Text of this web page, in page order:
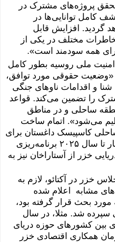
پروژه‌های مشترک در
کامل توانایی‌ها در
گردید. افزایش قابل
مختلف در یکی از
همه سودمند است».
امنیت ملی روسیه بطور کامل
حقوقی مورد توافق،
شنا و اقدامات ناوهای جنگی
را تضمین می‌کند. قواعد
ساحلی و در مناطق
می‌شود». اتمام ساخت
کاسپیسک داغستان برای
پذیرش کشتی‌های سنگین‌بار تا سال ۲٠۲۵ برنامه‌ریزی
خزر از آستاراخان نیز به
خزر در آکتائو، لازم به
مشابه اعلام شده
مورد بحث قرار گرفته بود،
سپرده شد. مثلا، در سال
بین کشورهای حوزه دریای
همکاری اقتصادی خزر